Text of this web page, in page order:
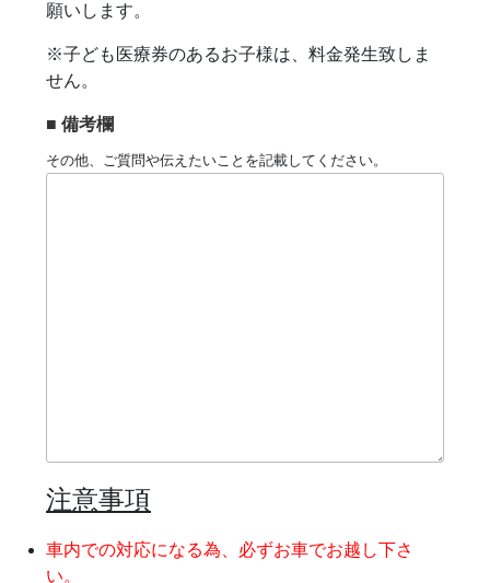
願いします。
※子ども医療券のあるお子様は、料金発生致しま
せん。
■ 備考欄
その他、ご質問や伝えたいことを記載してください。
注意事項
車内での対応になる為、必ずお車でお越し下さ
い。